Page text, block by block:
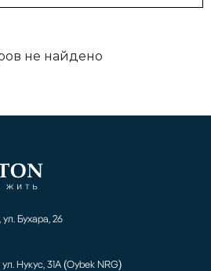
не найдено
Бухара, 26
Нукус, 31А (Oybek NRG)